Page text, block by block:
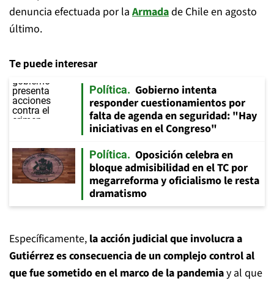
denuncia efectuada por la Armadade Chile en agosto
último.
Te puede interesar
Política
Gobierno intenta
responder cuestionamientos por
falta de agenda en seguridad: "Hay
iniciativas en el Congreso"
Política
Oposición celebra en
bloque admisibilidad en el TC por
megarreforma y oficialismo le resta
dramatismo
Específicamente, la acción judicial que involucra a
Gutiérrez es consecuencia de un complejo control al
que fue sometido en el marco de la pandemiay al que